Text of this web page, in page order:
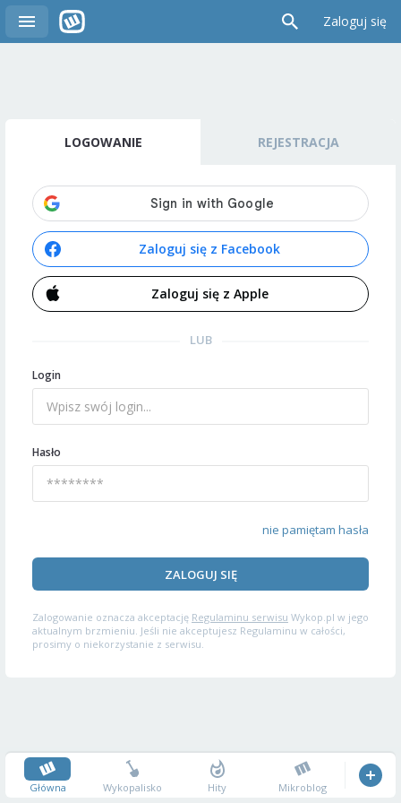
Zaloguj się
LOGOWANIE REJESTRACJA
Zaloguj się z Facebook
Zaloguj się z Apple
LUB
Login
Hasło
nie pamiętam hasła
ZALOGUJ SIĘ
Zalogowanie oznacza akceptację Regulaminu serwisu Wykop.pl w jego
aktualnym brzmieniu. Jeśli nie akceptujesz Regulaminu w całości,
prosimy o niekorzystanie z serwisu.
Główna Wykopalisko Hity Mikroblog